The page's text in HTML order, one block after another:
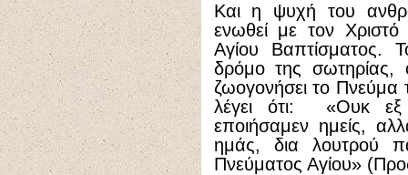
Και η ψυχή του
ενωθεί με τον Χριστό
Αγίου Βαπτίσματος.
δρόμο της σωτηρίας,
ζωογονήσει το Πνεύμα
λέγει ότι: «Ουκ
εποιήσαμεν ημείς,
ημάς, δια λουτρού
Πνεύματος Αγίου»